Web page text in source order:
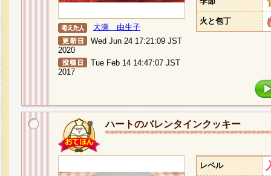
大瀬 由生子
Wed Jun 24 17:21:09 JST
2020
Tue Feb 14 14:47:07 JST
2017
火と包丁
ハートのバレンタインクッキー
レベル